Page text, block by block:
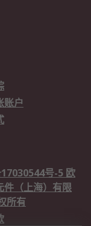
账户
号-5 欧
件（上海）有限
所有